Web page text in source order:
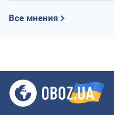
Все мнения